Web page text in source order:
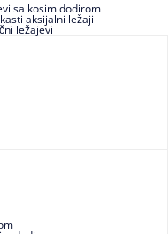
sa kosim dodirom
aksijalni ležaji
ležajevi